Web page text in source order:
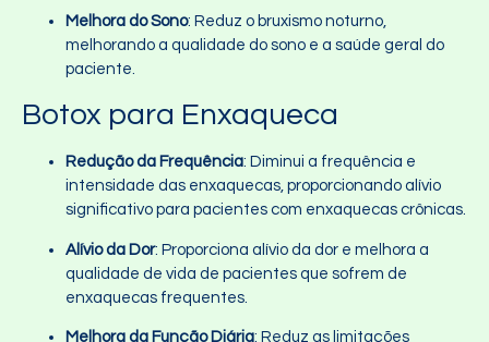
Melhora do Sono: Reduz o bruxismo noturno,
melhorando a qualidade do sono e a saúde geral do
paciente.
Botox para Enxaqueca
Redução da Frequência: Diminui a frequência e
intensidade das enxaquecas, proporcionando alívio
significativo para pacientes com enxaquecas crônicas.
Alívio da Dor: Proporciona alívio da dor e melhora a
qualidade de vida de pacientes que sofrem de
enxaquecas frequentes.
Melhora da Função Diária: Reduz as limitações